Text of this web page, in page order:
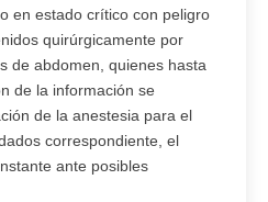
en estado crítico con peligro
quirúrgicamente por
de abdomen, quienes hasta
de la información se
de la anestesia para el
correspondiente, el
ante posibles